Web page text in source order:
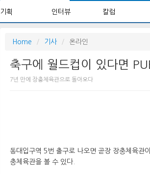
기획 인터뷰 칼럼
Home 기사 온라인
축구에 월드컵이 있다면
7년 만에 장충체육관으로 돌아오다
동대입구역 5번 출구로 나오면 곧장 장충체육관
충체육관을 볼 수 있다.